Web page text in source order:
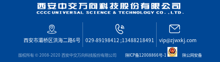

西安市灞桥区洪海二路6号

029-89198412 ;13488218491

vip@zjwxkj.com
版权所有 © 2008-2020 西安中交万向科技股份有限公司 陕ICP备12008866号-1 陕公网安备